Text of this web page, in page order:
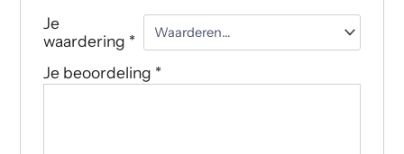
Je
waardering *
Je beoordeling *